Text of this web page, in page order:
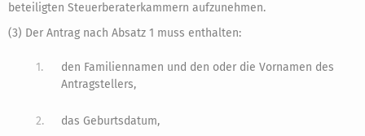
beteiligten Steuerberaterkammern aufzunehmen.
(3) Der Antrag nach Absatz 1 muss enthalten:
1.
den Familiennamen und den oder die Vornamen des
Antragstellers,
2. das Geburtsdatum,